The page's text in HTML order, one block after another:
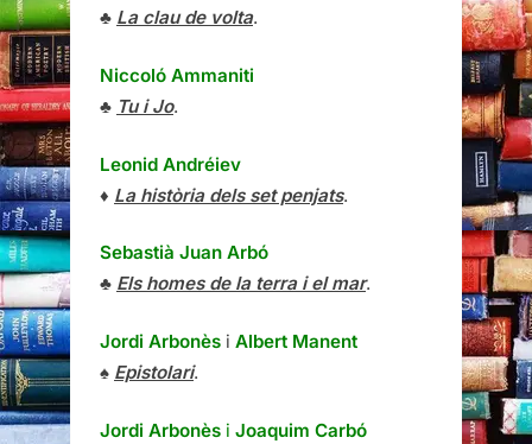
♣ La clau de volta.
Niccoló Ammaniti
♣ Tu i Jo.
Leonid Andréiev
♦ La història dels set penjats.
Sebastià Juan Arbó
♣ Els homes de la terra i el mar.
Jordi Arbonès i Albert Manent
♠ Epistolari.
Jordi Arbonès i Joaquim Carbó